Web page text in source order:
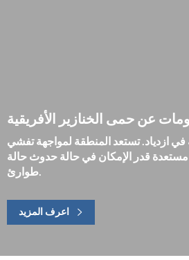
عن حمى الخنازير الأفريقية
في ازدياد. تستعد المنطقة لمواجهة تفشي
قدر الإمكان في حالة حدوث حالة
طوارئ.
اعرف المزيد